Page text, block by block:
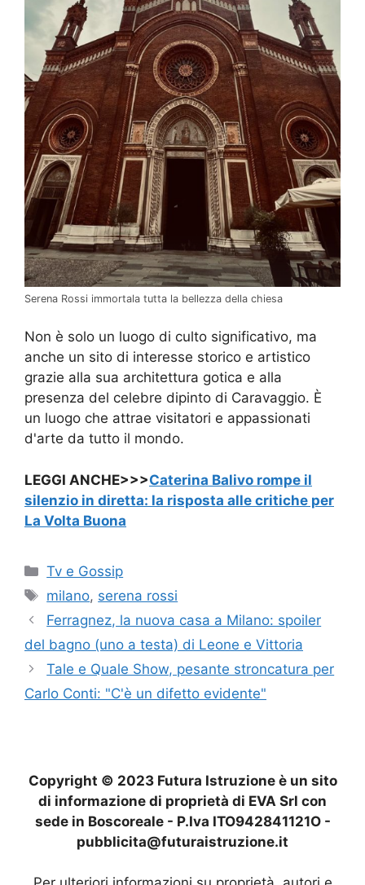
Serena Rossi immortala tutta la bellezza della chiesa
Non è solo un luogo di culto significativo, ma
anche un sito di interesse storico e artistico
grazie alla sua architettura gotica e alla
presenza del celebre dipinto di Caravaggio. È
un luogo che attrae visitatori e appassionati
d'arte da tutto il mondo.
LEGGI ANCHE>>>Caterina Balivo rompe il
silenzio in diretta: la risposta alle critiche per
La Volta Buona
Categorie
Tv e Gossip
Tag
milano, serena rossi
Ferragnez, la nuova casa a Milano: spoiler
del bagno (uno a testa) di Leone e Vittoria
Tale e Quale Show, pesante stroncatura per
Carlo Conti: "C'è un difetto evidente"
Copyright © 2023 Futura Istruzione è un sito
di informazione di proprietà di EVA Srl con
sede in Boscoreale - P.Iva ITO942841121O -
pubblicita@futuraistruzione.it